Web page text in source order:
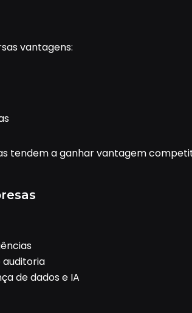
vantagens:
tendem a ganhar vantagem
de dados e IA